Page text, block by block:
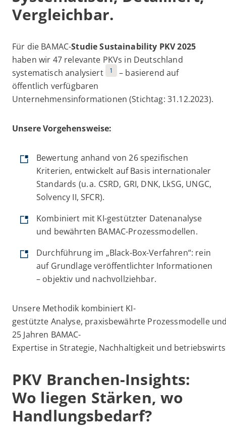
Vergleichbar.
Für die BAMAC-Studie Sustainability PKV 2025
haben wir 47 relevante PKVs in Deutschland
systematisch analysiert
1
– basierend auf
öffentlich verfügbaren
Unternehmensinformationen (Stichtag: 31.12.2023).
Unsere Vorgehensweise:
Bewertung anhand von 26 spezifischen
Kriterien, entwickelt auf Basis internationaler
Standards (u. a. CSRD, GRI, DNK, LkSG, UNGC,
Solvency II, SFCR).
Kombiniert mit KI-gestützter Datenanalyse
und bewährten BAMAC-Prozessmodellen.
Durchführung im „Black-Box-Verfahren“: rein
auf Grundlage veröffentlichter Informationen
– objektiv und nachvollziehbar.
Unsere Methodik kombiniert KI-
gestützte Analyse, praxisbewährte Prozessmodelle
25 Jahren BAMAC-
Expertise in Strategie, Nachhaltigkeit und
PKV Branchen-Insights:
Wo liegen Stärken, wo
Handlungsbedarf?